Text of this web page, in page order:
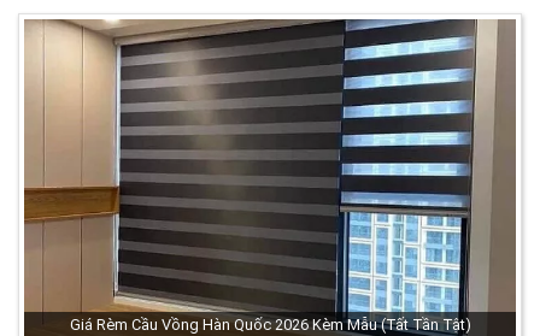
Giá Rèm Cầu Vồng Hàn Quốc 2026 Kèm Mẫu (Tất Tần Tật)